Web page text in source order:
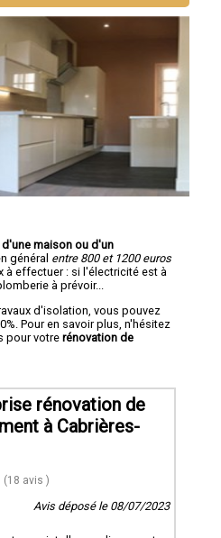
maison ou d'un
général entre 800 et 1200 euros
à effectuer : si l'électricité est à
à prévoir...
d'isolation, vous pouvez
Pour en savoir plus, n'hésitez
pour votre rénovation de
rénovation de
à Cabrières-
(18 avis )
Avis déposé le 08/07/2023